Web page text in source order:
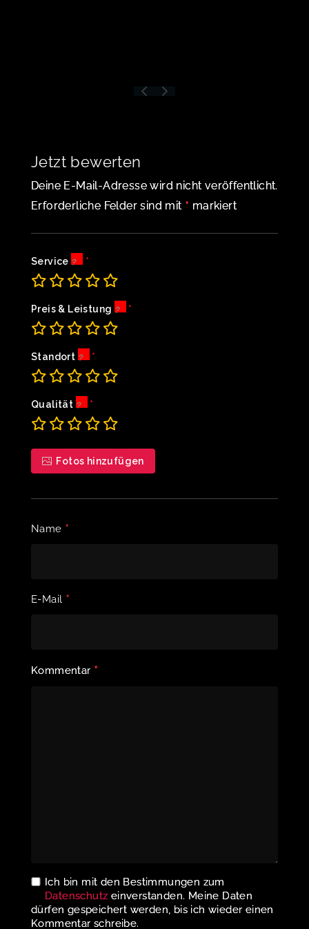
Jetzt bewerten
Deine E-Mail-Adresse wird nicht veröffentlicht.
Erforderliche Felder sind mit * markiert
Service
Preis & Leistung
Standort
Qualität
Fotos hinzufügen
Name *
E-Mail *
Kommentar *
Ich bin mit den Bestimmungen zum
Datenschutz einverstanden. Meine Daten
dürfen gespeichert werden, bis ich wieder einen
Kommentar schreibe.